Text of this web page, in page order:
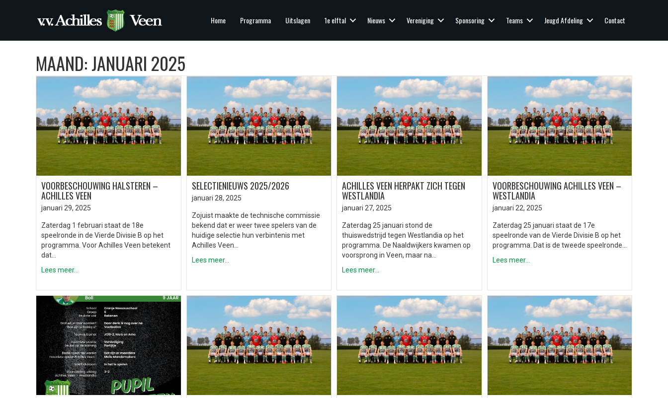
Home Programma Uitslagen 1e elftal Nieuws Vereniging Sponsoring Teams Jeugd Afdeling Contact
MAAND:JANUARI 2025
VOORBESCHOUWING HALSTEREN –
ACHILLES VEEN
januari 29, 2025
Zaterdag 1 februari staat de 18e
speelronde in de Vierde Divisie B op het
programma. Voor Achilles Veen betekent
dat…
Lees meer...
SELECTIENIEUWS 2025/2026
januari 28, 2025
Zojuist maakte de technische commissie
bekend dat er weer twee spelers van de
huidige selectie hun verbintenis met
Achilles Veen…
Lees meer...
ACHILLES VEEN HERPAKT ZICH TEGEN
WESTLANDIA
januari 27, 2025
Zaterdag 25 januari stond de
thuiswedstrijd tegen Westlandia op het
programma. De Naaldwijkers kwamen op
voorsprong in Veen, maar na…
Lees meer...
VOORBESCHOUWING ACHILLES VEEN –
WESTLANDIA
januari 22, 2025
Zaterdag 25 januari staat de 17e
speelronde van de Vierde Divisie B op het
programma. Dat is de tweede speelronde…
Lees meer...